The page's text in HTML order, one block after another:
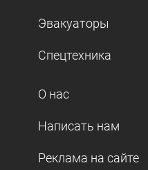
Эвакуаторы
Спецтехника
О нас
Написать нам
Реклама на сайте